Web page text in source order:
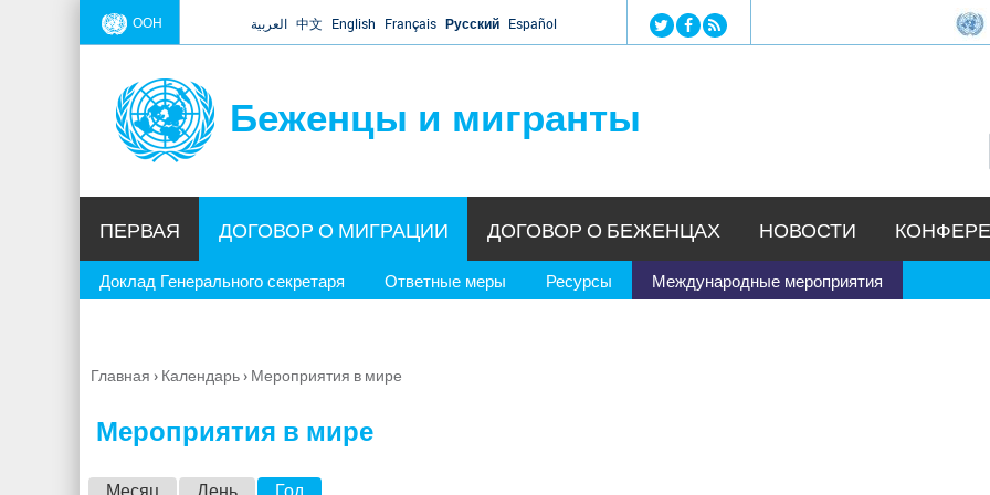
Jump to navigation
ООН العربية 中文 English Français Русский Español
Беженцы и мигранты
ПЕРВАЯ ДОГОВОР О МИГРАЦИИ
Доклад Генерального секретаря Ответные меры Ресурсы Международные мероприятия
ДОГОВОР О БЕЖЕНЦАХ НОВОСТИ
Вы
Главная › Календарь› Мероприятия в мире
Мероприятия в мире